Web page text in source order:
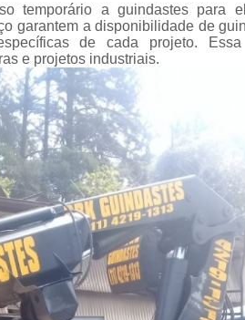
Transporte de
Transporte de Máquinas
temporário a guindastes para
garantem a disponibilidade de
de cada projeto.
e projetos industriais.